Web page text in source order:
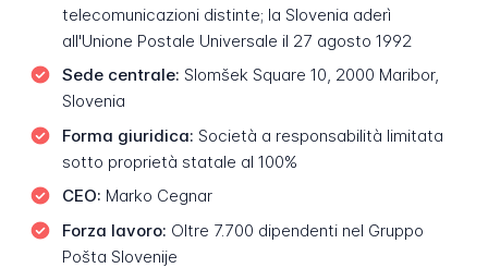
telecomunicazioni distinte; la Slovenia aderì
all'Unione Postale Universale il 27 agosto 1992
Sede centrale: Slomšek Square 10, 2000 Maribor,
Slovenia
Forma giuridica: Società a responsabilità limitata
sotto proprietà statale al 100%
CEO: Marko Cegnar
Forza lavoro: Oltre 7.700 dipendenti nel Gruppo
Pošta Slovenije